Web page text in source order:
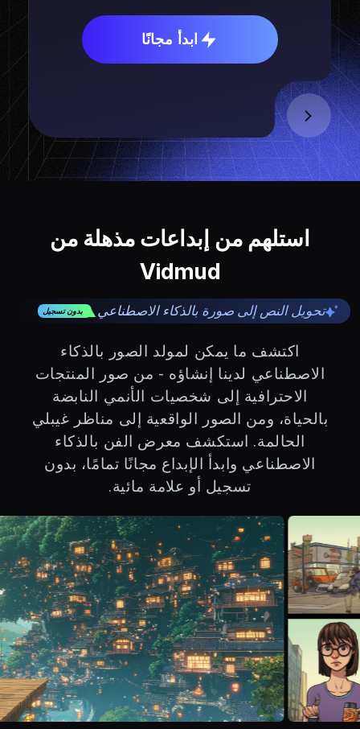
ابدأ مجانًا
استلهم من إبداعات مذهلة من
Vidmud
تحويل النص إلى صورة بالذكاء الاصطناعي بدون تسجيل
اكتشف ما يمكن لمولد الصور بالذكاء
الاصطناعي لدينا إنشاؤه - من صور المنتجات
الاحترافية إلى شخصيات الأنمي النابضة
بالحياة، ومن الصور الواقعية إلى مناظر غيبلي
الحالمة. استكشف معرض الفن بالذكاء
الاصطناعي وابدأ الإبداع مجانًا تمامًا، بدون
تسجيل أو علامة مائية.